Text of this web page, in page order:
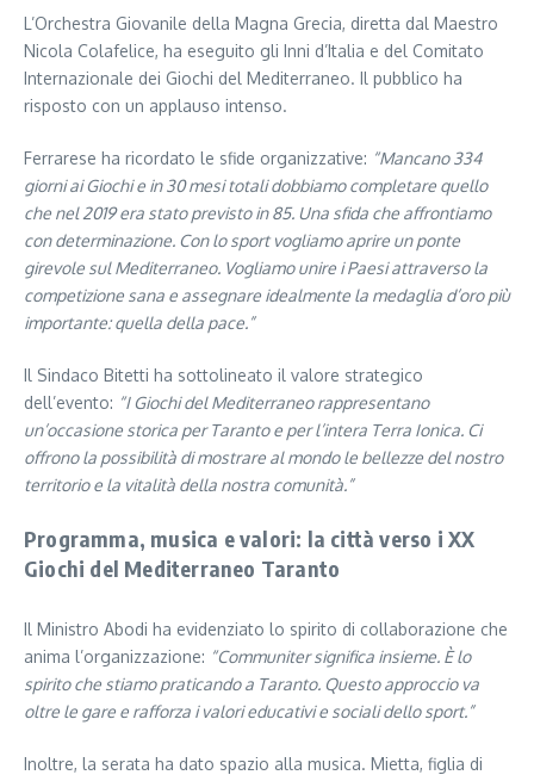
L’Orchestra Giovanile della Magna Grecia, diretta dal Maestro
Nicola Colafelice, ha eseguito gli Inni d’Italia e del Comitato
Internazionale dei Giochi del Mediterraneo. Il pubblico ha
risposto con un applauso intenso.
Ferrarese ha ricordato le sfide organizzative: “Mancano 334
giorni ai Giochi e in 30 mesi totali dobbiamo completare quello
che nel 2019 era stato previsto in 85. Una sfida che affrontiamo
con determinazione. Con lo sport vogliamo aprire un ponte
girevole sul Mediterraneo. Vogliamo unire i Paesi attraverso la
competizione sana e assegnare idealmente la medaglia d’oro più
importante: quella della pace.”
Il Sindaco Bitetti ha sottolineato il valore strategico
dell’evento: “I Giochi del Mediterraneo rappresentano
un’occasione storica per Taranto e per l’intera Terra Ionica. Ci
offrono la possibilità di mostrare al mondo le bellezze del nostro
territorio e la vitalità della nostra comunità.”
Programma, musica e valori: la città verso i XX
Giochi del Mediterraneo Taranto
Il Ministro Abodi ha evidenziato lo spirito di collaborazione che
anima l’organizzazione: “Communiter significa insieme. È lo
spirito che stiamo praticando a Taranto. Questo approccio va
oltre le gare e rafforza i valori educativi e sociali dello sport.”
Inoltre, la serata ha dato spazio alla musica. Mietta, figlia di